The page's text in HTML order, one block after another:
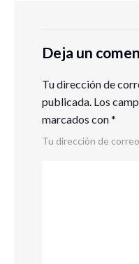
Deja un
Tu dirección de
publicada. Los
marcados con*
Tu dirección de